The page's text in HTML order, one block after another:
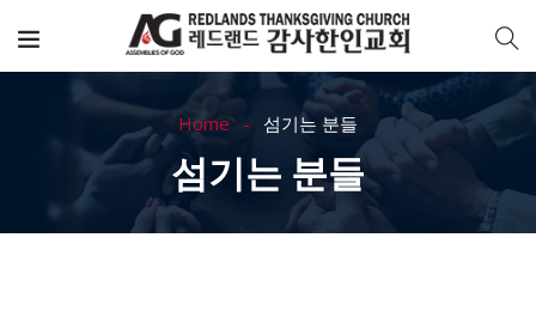
Home 섬기는 분들
섬기는 분들